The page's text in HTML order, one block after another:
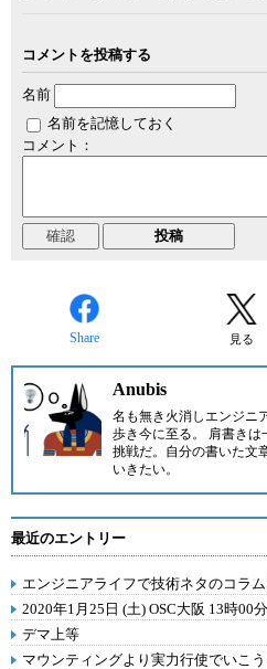
コメントを投稿する
名前
名前を記憶しておく
コメント：
Share 見る
Anubis
名も無き火消しエンジニ
歩き今に至る。 肩書き
挑戦だ。自分の書いた文
いきたい。
最近のエントリー
エンジニアライフで技術ネタのコラ
2020年1月25日 (土) OSC大阪 13時00
デマ上等
マウンティングより実力行使でいこう